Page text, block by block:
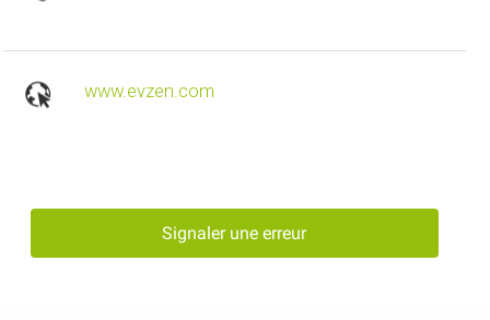
www.evzen.com
Signaler une erreur